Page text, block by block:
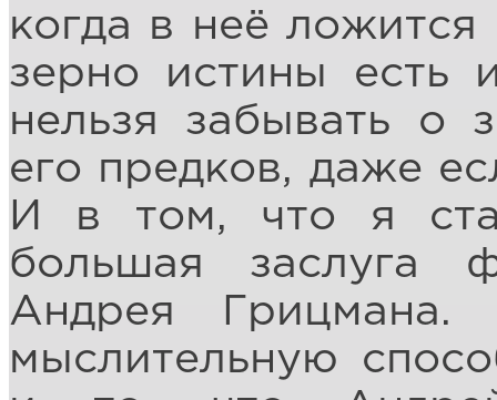
когда в неё
зерно истины есть
нельзя забывать о
его предков, даже
И в том, что я
большая заслуга
Андрея Грицмана.
мыслительную